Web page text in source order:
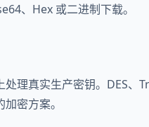
、Hex 或二进制下载。
理真实生产密钥。DES、
密方案。